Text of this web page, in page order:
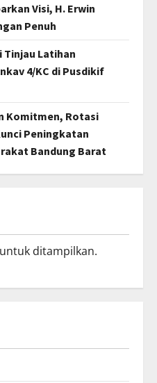
Visi, H. Erwin
Penuh
Tinjau Latihan
4/KC di Pusdikif
Komitmen, Rotasi
Peningkatan
Bandung Barat
ditampilkan.